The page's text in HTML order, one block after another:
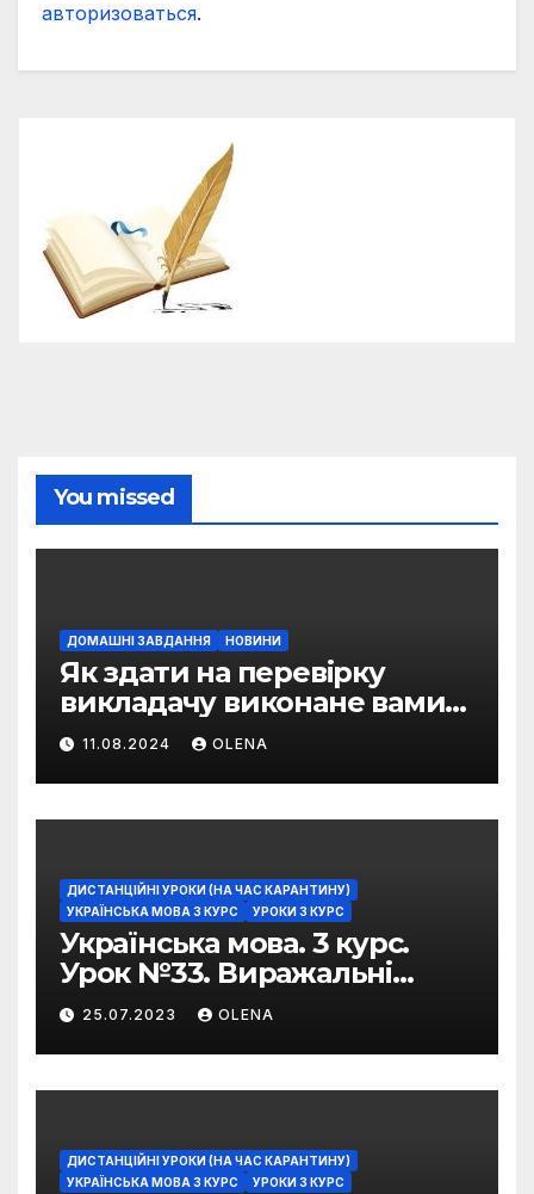
авторизоваться.
You missed
ДОМАШНІ ЗАВДАННЯ НОВИНИ
Як здати на перевірку
викладачу виконане вами
домашнє завдання
11.08.2024 OLENA
ДИСТАНЦІЙНІ УРОКИ (НА ЧАС КАРАНТИНУ)
УКРАЇНСЬКА МОВА 3 КУРС
УРОКИ 3 КУРС
Українська мова. 3 курс.
Урок №33. Виражальні
можливості фразеологізмів
25.07.2023 OLENA
ДИСТАНЦІЙНІ УРОКИ (НА ЧАС КАРАНТИНУ)
УКРАЇНСЬКА МОВА 3 КУРС
УРОКИ 3 КУРС